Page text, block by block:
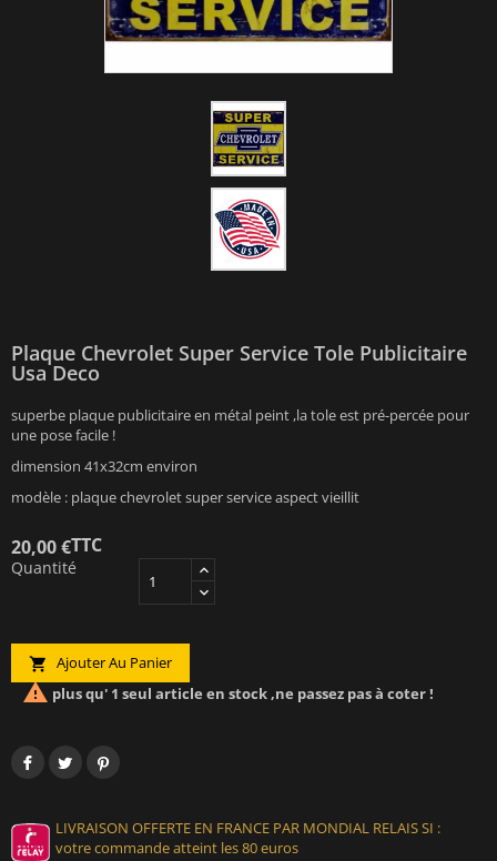
Plaque Chevrolet Super Service Tole Publicitaire
Usa Deco
superbe plaque publicitaire en métal peint ,la tole est pré-percée pour
une pose facile !
dimension 41x32cm environ
modèle : plaque chevrolet super service aspect vieillit
20,00 €TTC
Quantité
 Ajouter Au Panier
 plus qu' 1 seul article en stock ,ne passez pas à coter !
LIVRAISON OFFERTE EN FRANCE PAR MONDIAL RELAIS SI :
votre commande atteint les 80 euros